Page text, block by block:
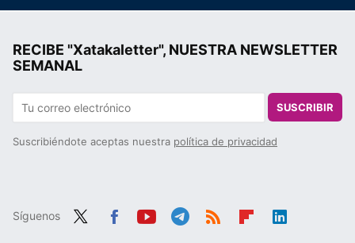
RECIBE "Xatakaletter", NUESTRA NEWSLETTER
SEMANAL
SUSCRIBIR
Suscribiéndote aceptas nuestra política de privacidad
Síguenos